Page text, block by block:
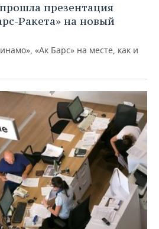
презентация
Ракета» на новый
«Ак Барс» на месте, как и